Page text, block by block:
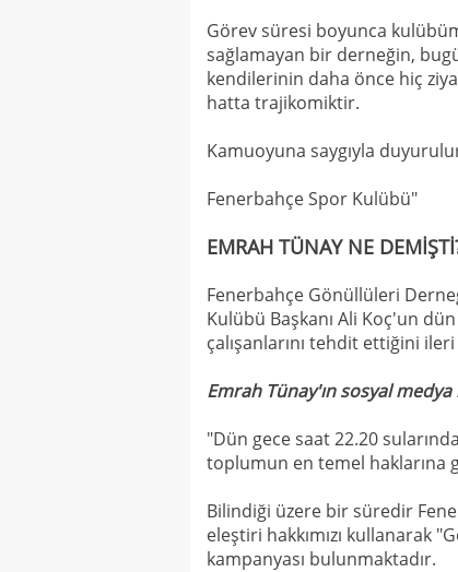
Görev süresi boyunca
sağlamayan bir derneğin,
kendilerinin daha önce hiç
hatta trajikomiktir.
Kamuoyuna saygıyla
Fenerbahçe Spor Kulübü"
EMRAH TÜNAY NE
Fenerbahçe Gönüllüleri
Kulübü Başkanı Ali Koç'un
çalışanlarını tehdit ettiğini
Emrah Tünay'ın sosyal medya
"Dün gece saat 22.20
toplumun en temel haklarına
Bilindiği üzere bir süredir
eleştiri hakkımızı kullanarak
kampanyası bulunmaktadır.